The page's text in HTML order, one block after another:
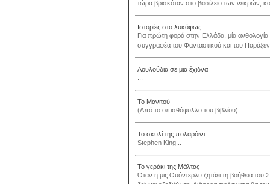
τώρα βρισκόταν στο βασίλειο των νεκρών,
Ιστορίες στο λυκόφως
Για πρώτη φορά στην Ελλάδα, μία
συγγραφέα του Φανταστικού και του
Λουλούδια σε μια έχιδνα
Το Μανιτού
(Από το οπισθόφυλλο του βιβλίου)...
Το σκυλί της πολαρόιντ
Stephen King...
Το γεράκι της Μάλτας
Όταν η μις Ουόντερλυ ζητάει τη βοήθεια του